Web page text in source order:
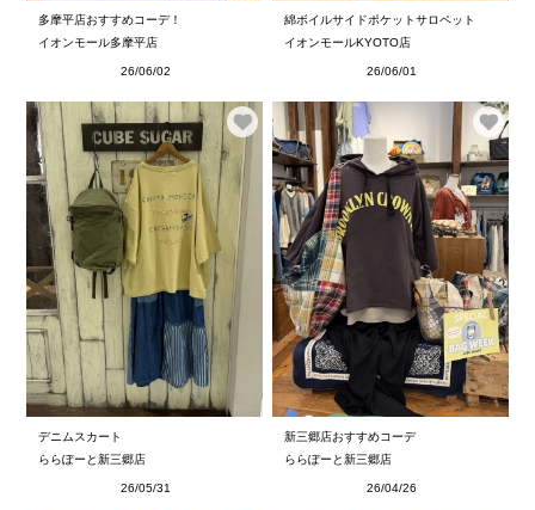
多摩平店おすすめコーデ！
イオンモール多摩平店
26/06/02
綿ボイルサイドポケットサロペット
イオンモールKYOTO店
26/06/01
デニムスカート
ららぽーと新三郷店
26/05/31
新三郷店おすすめコーデ
ららぽーと新三郷店
26/04/26